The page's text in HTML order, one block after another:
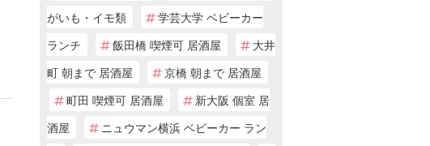
がいも・イモ類
学芸大学 ベビーカー
ランチ
飯田橋 喫煙可 居酒屋
大井
町 朝まで 居酒屋
京橋 朝まで 居酒屋
町田 喫煙可 居酒屋
新大阪 個室 居
酒屋
ニュウマン横浜 ベビーカー ラン